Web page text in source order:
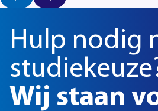
Hulp nodig
Wij staan